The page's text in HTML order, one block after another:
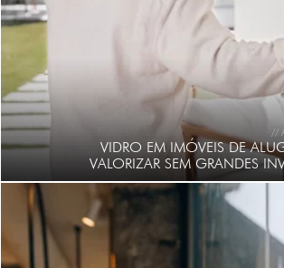
//
VIDRO EM IMÓVEIS DE
VALORIZAR SEM GRANDES